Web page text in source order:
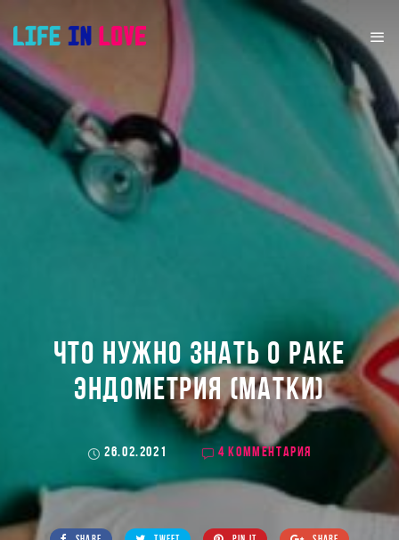
ЧТО НУЖНО ЗНАТЬ О РАКЕ
ЭНДОМЕТРИЯ (МАТКИ)
26.02.2021 4 КОММЕНТАРИЯ